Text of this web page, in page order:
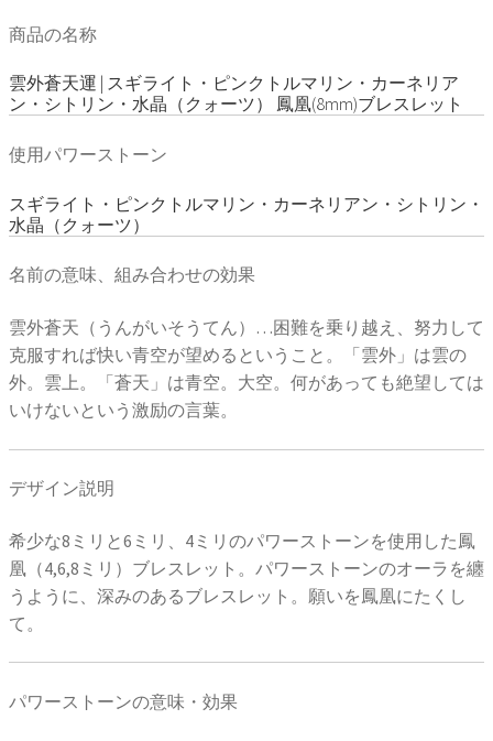
商品の名称
雲外蒼天運 | スギライト・ピンクトルマリン・カーネリア
ン・シトリン・水晶（クォーツ） 鳳凰(8mm)ブレスレット
使用パワーストーン
スギライト・ピンクトルマリン・カーネリアン・シトリン・
水晶（クォーツ）
名前の意味、組み合わせの効果
雲外蒼天（うんがいそうてん）…困難を乗り越え、努力して
克服すれば快い青空が望めるということ。「雲外」は雲の
外。雲上。「蒼天」は青空。大空。何があっても絶望しては
いけないという激励の言葉。
デザイン説明
希少な8ミリと6ミリ、4ミリのパワーストーンを使用した鳳
凰（4,6,8ミリ）ブレスレット。パワーストーンのオーラを纏
うように、深みのあるブレスレット。願いを鳳凰にたくし
て。
パワーストーンの意味・効果